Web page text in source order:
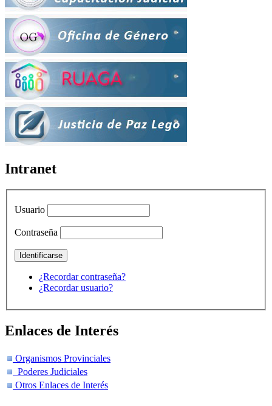
Intranet
Usuario
Contraseña
¿Recordar contraseña?
¿Recordar usuario?
Enlaces de Interés
Organismos Provinciales
Poderes Judiciales
Otros Enlaces de Interés